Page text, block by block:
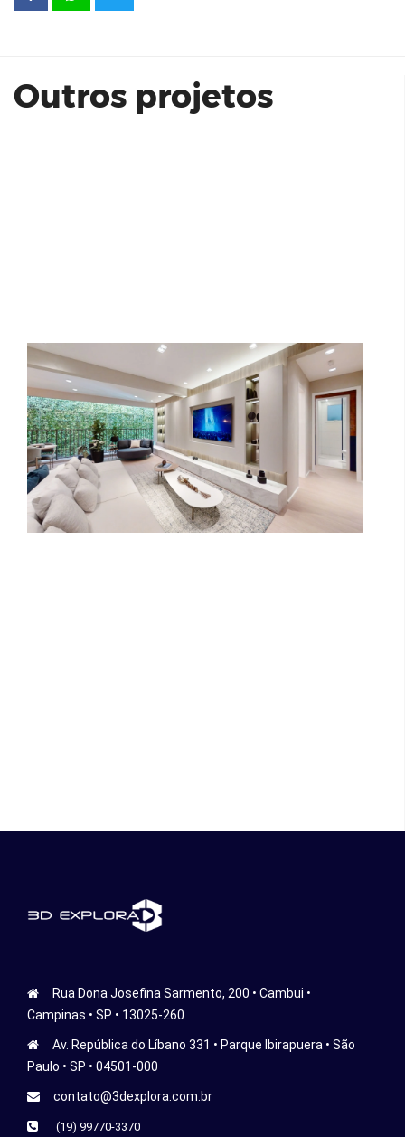
Outros projetos
Monte Alegre - Zinco Incorporadora
Residencial Mirai Jardim Nunes |
SUGOI
Rua Dona Josefina Sarmento, 200 • Cambui •
Campinas • SP • 13025-260
Av. República do Líbano 331 • Parque Ibirapuera • São
Paulo • SP • 04501-000
contato@3dexplora.com.br
(19) 99770-3370